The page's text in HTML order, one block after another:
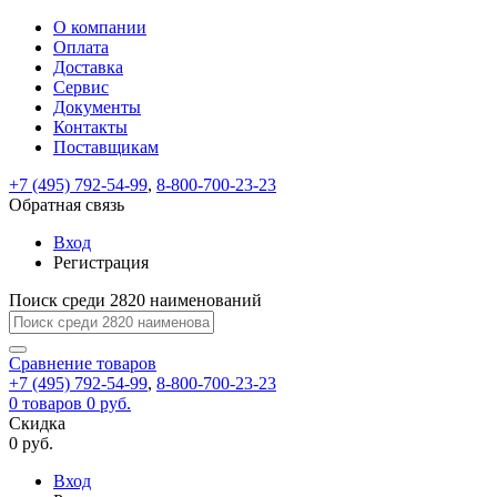
ВходРегистрация
test@example.com
отправлена
по
ней
завершения
регистрации.
Ок
Запомнить
меня
Забыли
Восстановление
пароля
Заполните
форму.
Мы
отправим
ссылку
указанный
электронный
перейдя
по
которой
вы
задать
На
вашу
почту
test@test.ru
ссылка.
Перейдите
по
для
смены
пароля.
Введите
новый
пароль
Сменить
Пароль
успешно
восстановлен
Обратная
связь
Сообщение
пользовательского
сообщение
успешно
отправлено.
О компании
Оплата
Доставка
Сервис
Документы
Контакты
Поставщикам
+7 (495) 792-54-99, 8-800-700-23-23
Обратная связь
Вход
Регистрация
Поиск среди 2820 наименований
Сравнение товаров
+7 (495) 792-54-99, 8-800-700-23-23
0 товаров 0 руб.
Скидка
0 руб.
Вход